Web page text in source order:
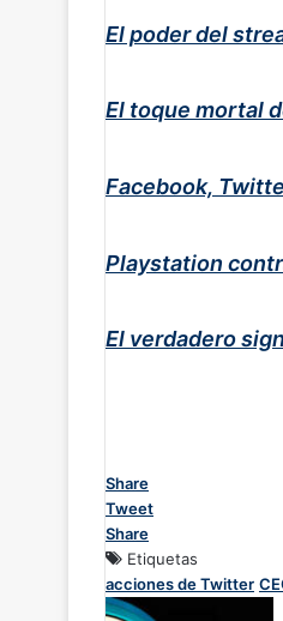
El poder del
El toque mortal
Facebook,
Playstation
El verdadero
Share
Tweet
Share
Etiquetas
acciones de Twitter